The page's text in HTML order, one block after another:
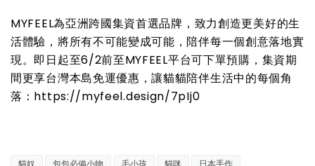
MYFEEL為亞洲跨國集資首選品牌，致力創造更美好的生
活體驗，將所有不可能變成可能，陪伴每一個創意落地實
現。即日起至6/2前至MYFEEL平台可下單預購，集資期
間更享台灣本島免運優惠，讓貓貓陪伴生活中的每個角
落：https://myfeel.design/7pIj0
貓奴 包包必備小物 毛小孩 貓咪 日本手作